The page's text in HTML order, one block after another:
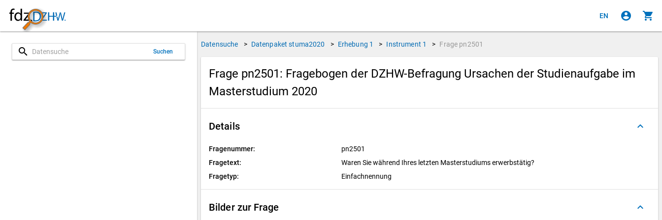
EN account_circle shopping_cart
search Suchen
Datensuche > Datenpaket stuma2020 > Erhebung 1 > Instrument 1 > Frage pn2501
Frage pn2501: Fragebogen der DZHW-Befragung Ursachen der Studienaufgabe im
Masterstudium 2020
Details keyboard_arrow_up
Fragenummer:
pn2501
Fragetext:
Waren Sie während Ihres letzten Masterstudiums erwerbstätig?
Fragetyp:
Einfachnennung
Bilder zur Frage keyboard_arrow_up